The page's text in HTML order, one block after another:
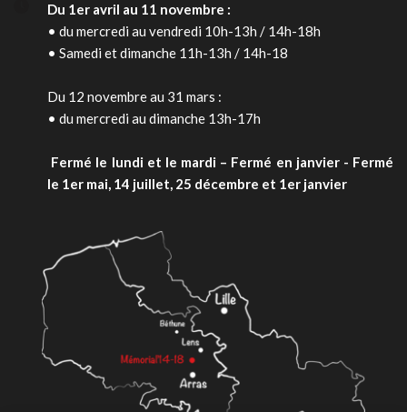
Du 1er avril au 11 novembre :
• du mercredi au vendredi 10h-13h / 14h-18h
• Samedi et dimanche 11h-13h / 14h-18
Du 12 novembre au 31 mars :
• du mercredi au dimanche 13h-17h
Fermé le lundi et le mardi – Fermé en janvier - Fermé
le 1er mai, 14 juillet, 25 décembre et 1er janvier